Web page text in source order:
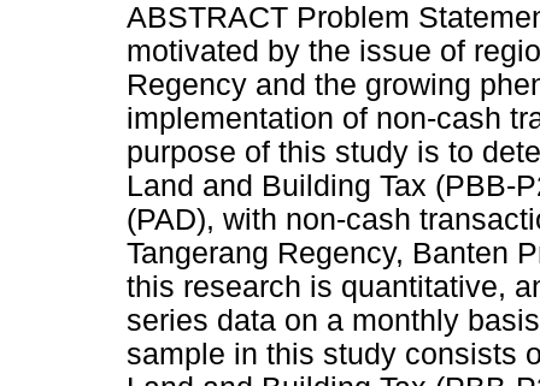
ABSTRACT Problem
motivated by the issue of
Regency and the growing
implementation of non-cash
purpose of this study is to
Land and Building Tax (PBB-
(PAD), with non-cash
Tangerang Regency, Banten
this research is quantitative,
series data on a monthly
sample in this study consists